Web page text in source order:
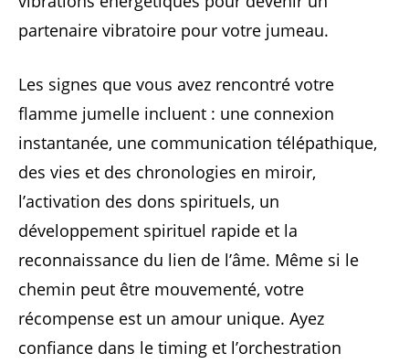
partenaire vibratoire pour votre jumeau.
Les signes que vous avez rencontré votre
flamme jumelle incluent : une connexion
instantanée, une communication télépathique,
des vies et des chronologies en miroir,
l’activation des dons spirituels, un
développement spirituel rapide et la
reconnaissance du lien de l’âme. Même si le
chemin peut être mouvementé, votre
récompense est un amour unique. Ayez
confiance dans le timing et l’orchestration